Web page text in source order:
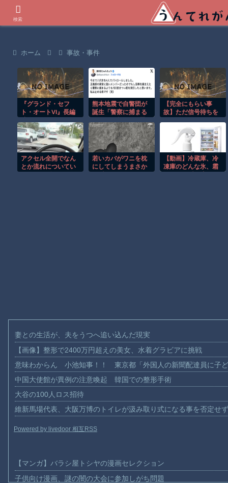
ホーム 事故・事件
『グランド・セフ
ト・オートVI』長編
Netflixは午前4時、
YouTubeと公式サイ
トは午前10時
熊本地震で自警団が
誕生「警察に捕まる
をあたえた（笑）」
【完全にもらい事
故】ただ信号待ちを
に…こんなの避けら
れる!?
アクセル全開でなん
とか流れについてい
若いカバがワニを枕
にしてしまうまさか
【動画】冷蔵庫、冷
凍庫のどんな氷、霜
妻との生活が、夫をうつへ追い込んだ現実
【画像】整形で2400万円超えの美女、水着グラビアに挑戦
意味わからん 小池知事！！ 東京都「外国人の新聞配達員に子
中国大使館が異例の注意喚起 韓国での整形手術
大谷の100人ロス招待
維新馬場代表、大阪万博のトイレが汲み取り式になる事を否定せ
Powered by livedoor 相互RSS
【マンガ】バラシ屋トシヤの漫画セレクション
子供向け漫画、謎の闇の大会に参加しがち問題
検索